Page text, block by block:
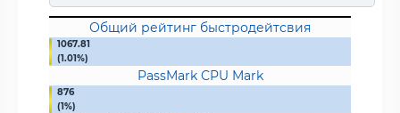
Общий рейтинг быстродейтсвия
1067.81
(1.01%)
PassMark CPU Mark
876
(1%)